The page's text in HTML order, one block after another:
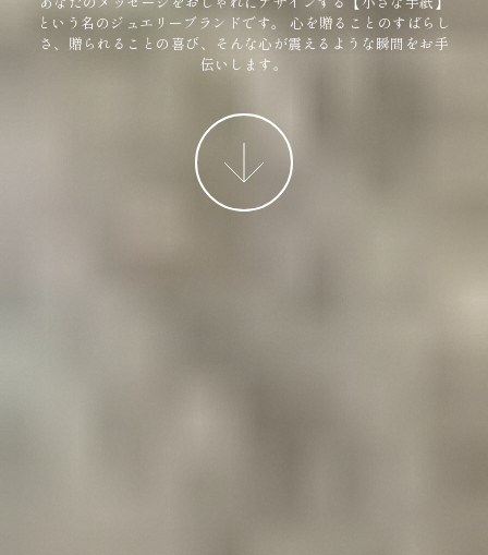
という名のジュエリーブランドです。
心を贈ることのすばらし
さ、贈られることの喜び、そんな心が震えるような瞬間をお手
伝いします。